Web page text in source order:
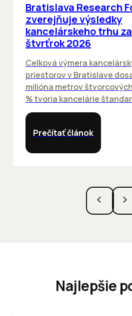
Bratislava Research
zverejňuje výsledky
kancelárskeho trhu
štvrťrok 2026
Celková výmera
priestorov v Bratislave
milióna metrov
% tvoria kancelárie
Prečítať článok
Najlepšie